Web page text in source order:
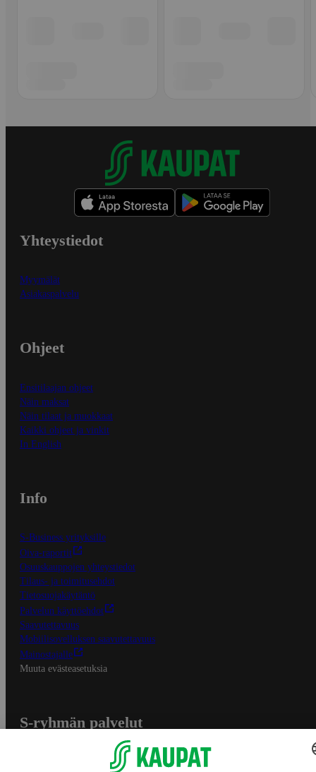
Yhteystiedot
Myymälät
Asiakaspalvelu
Ohjeet
Ensitilaajan ohjeet
Näin maksat
Näin tilaat ja muokkaat
Kaikki ohjeet ja vinkit
In English
Info
S-Business yrityksille
Oiva-raportit
Osuuskauppojen yhteystiedot
Tilaus- ja toimitusehdot
Tietosuojakäytäntö
Palvelun käyttöehdot
Saavutettavuus
Mobiilisovelluksen saavutettavuus
Mainostajalle
Muuta evästeasetuksia
S-ryhmän palvelut